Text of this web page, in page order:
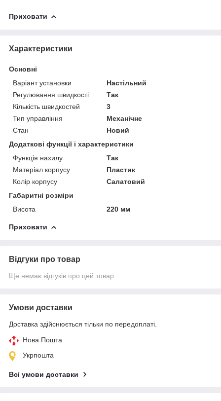
Приховати
Характеристики
Основні
Варіант установки
Настільний
Регулювання швидкості
Так
Кількість швидкостей
3
Тип управління
Механічне
Стан
Новий
Додаткові функції і характеристики
Функція нахилу
Так
Матеріал корпусу
Пластик
Колір корпусу
Салатовий
Габаритні розміри
Висота
220 мм
Приховати
Відгуки про товар
Ще немає відгуків про цей товар
Умови доставки
Доставка здійснюється тільки по передоплаті.
Нова Пошта
Укрпошта
Всі умови доставки